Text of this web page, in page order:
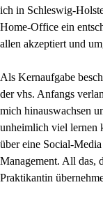
ich in Schleswig-
Home-Office ein
allen akzeptiert und
Als Kernaufgabe
der vhs. Anfangs
mich hinauswachsen
unheimlich viel lernen
über eine Social-
Management. All das,
Praktikantin